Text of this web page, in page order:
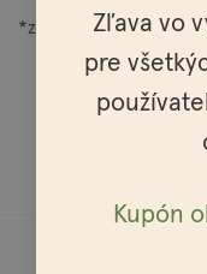
Zľava vo
pre
Kupón
*zložky prirodzene sa